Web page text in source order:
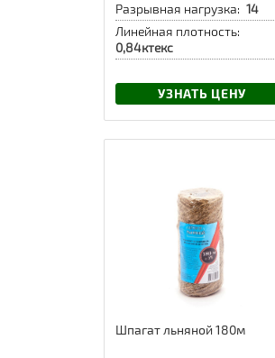
Разрывная нагрузка: 14
Линейная плотность:
0,84ктекс
УЗНАТЬ ЦЕНУ
Шпагат льняной 180м